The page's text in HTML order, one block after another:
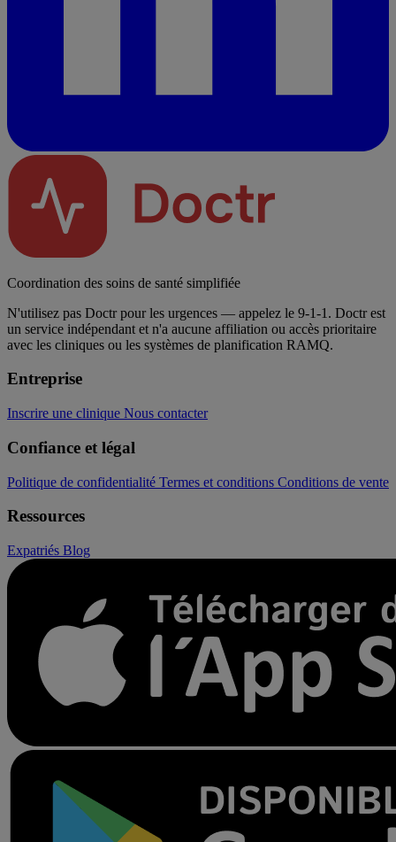
Coordination des soins de santé simplifiée
N'utilisez pas Doctr pour les urgences — appelez le 9-1-1. Doctr est
un service indépendant et n'a aucune affiliation ou accès prioritaire
avec les cliniques ou les systèmes de planification RAMQ.
Entreprise
Inscrire une clinique Nous contacter
Confiance et légal
Politique de confidentialité Termes et conditions Conditions de vente
Ressources
Expatriés Blog